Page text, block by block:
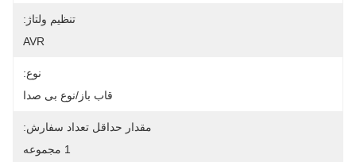
تنظیم ولتاژ:
AVR
نوع:
قاب باز/نوع بی صدا
مقدار حداقل تعداد سفارش:
1 مجموعه